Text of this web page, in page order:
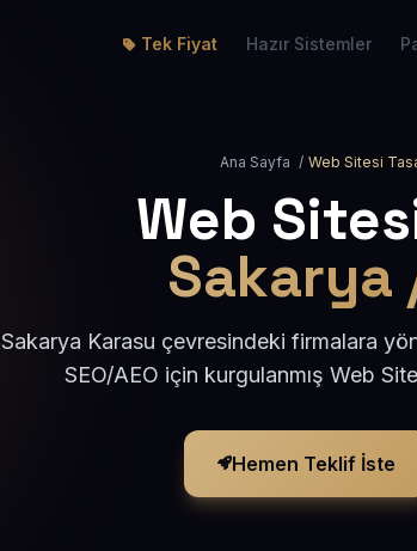
Tek Fiyat Hazır Sistemler
Ana Sayfa / Web Sitesi
Web
Sakarya
Sakarya Karasu çevresindeki firmalara
SEO/AEO için kurgulanmış Web
Hemen Teklif İste